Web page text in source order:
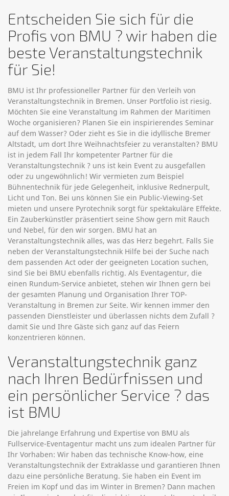
Entscheiden Sie sich für die
Profis von BMU ? wir haben die
beste Veranstaltungstechnik
für Sie!
BMU ist Ihr professioneller Partner für den Verleih von
Veranstaltungstechnik in Bremen. Unser Portfolio ist riesig.
Möchten Sie eine Veranstaltung im Rahmen der Maritimen
Woche organisieren? Planen Sie ein inspirierendes Seminar
auf dem Wasser? Oder zieht es Sie in die idyllische Bremer
Altstadt, um dort Ihre Weihnachtsfeier zu veranstalten? BMU
ist in jedem Fall Ihr kompetenter Partner für die
Veranstaltungstechnik ? uns ist kein Event zu ausgefallen
oder zu ungewöhnlich! Wir vermieten zum Beispiel
Bühnentechnik für jede Gelegenheit, inklusive Rednerpult,
Licht und Ton. Bei uns können Sie ein Public-Viewing-Set
mieten und unsere Pyrotechnik sorgt für spektakuläre Effekte.
Ein Zauberkünstler präsentiert seine Show gern mit Rauch
und Nebel, für den wir sorgen. BMU hat an
Veranstaltungstechnik alles, was das Herz begehrt. Falls Sie
neben der Veranstaltungstechnik Hilfe bei der Suche nach
dem passenden Act oder der geeigneten Location suchen,
sind Sie bei BMU ebenfalls richtig. Als Eventagentur, die
einen Rundum-Service anbietet, stehen wir Ihnen gern bei
der gesamten Planung und Organisation Ihrer TOP-
Veranstaltung in Bremen zur Seite. Wir kennen immer den
passenden Dienstleister und überlassen nichts dem Zufall ?
damit Sie und Ihre Gäste sich ganz auf das Feiern
konzentrieren können.
Veranstaltungstechnik ganz
nach Ihren Bedürfnissen und
ein persönlicher Service ? das
ist BMU
Die jahrelange Erfahrung und Expertise von BMU als
Fullservice-Eventagentur macht uns zum idealen Partner für
Ihr Vorhaben: Wir haben das technische Know-how, eine
Veranstaltungstechnik der Extraklasse und garantieren Ihnen
dazu eine persönliche Beratung. Sie haben ein Event im
Freien im Kopf und das im Winter in Bremen? Dann machen